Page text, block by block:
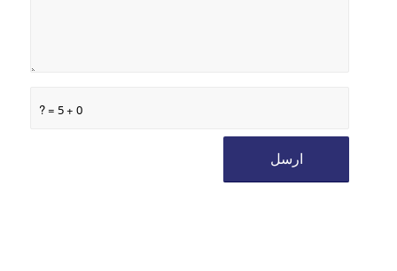
0 + 5 = ?